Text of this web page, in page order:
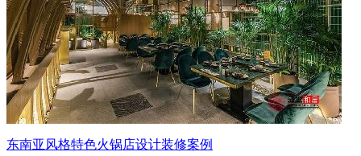
东南亚风格特色火锅店设计装修案例